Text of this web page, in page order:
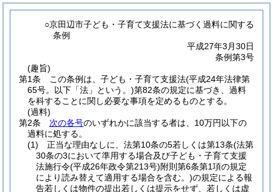
○京田辺市子ども・子育て支援法に基づく過料に関する
条例
平成27年3月30日
条例第3号
(趣旨)
第1条
この条例は、子ども・子育て支援法(平成24年法律第
65号。以下「法」という。)第82条の規定に基づき、過料
を科することに関し必要な事項を定めるものとする。
(過料)
第2条
次の各号のいずれかに該当する者は、10万円以下の
過料に処する。
(1)
正当な理由なしに、法第10条の5若しくは第13条(法第
30条の3において準用する場合及び子ども・子育て支援
法施行令(平成26年政令第213号)附則第6条第1項の規定
により読み替えて適用する場合を含む。)の規定による報
告若しくは物件の提出若しくは提示をせず、若しくは虚